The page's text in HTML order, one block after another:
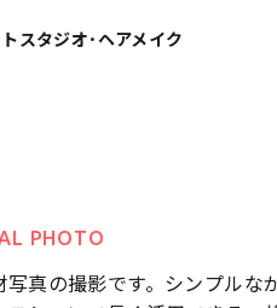
スタジオ･ヘアメイク
PHOTO
写真の撮影です。シンプルな